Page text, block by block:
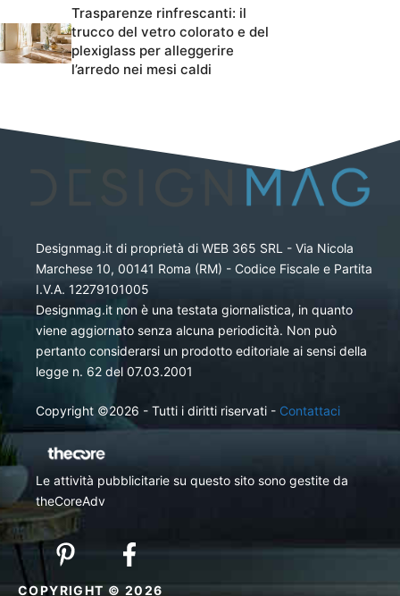
Trasparenze rinfrescanti: il
trucco del vetro colorato e del
plexiglass per alleggerire
l’arredo nei mesi caldi
Designmag.it di proprietà di WEB 365 SRL - Via Nicola
Marchese 10, 00141 Roma (RM) - Codice Fiscale e Partita
I.V.A. 12279101005
Designmag.it non è una testata giornalistica, in quanto
viene aggiornato senza alcuna periodicità. Non può
pertanto considerarsi un prodotto editoriale ai sensi della
legge n. 62 del 07.03.2001
Copyright ©2026 - Tutti i diritti riservati - Contattaci
Le attività pubblicitarie su questo sito sono gestite da
theCoreAdv
COPYRIGHT © 2026